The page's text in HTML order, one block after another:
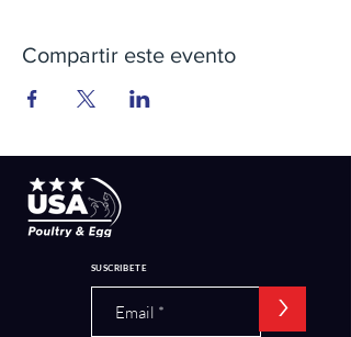
Compartir este evento
SUSCRIBETE
>